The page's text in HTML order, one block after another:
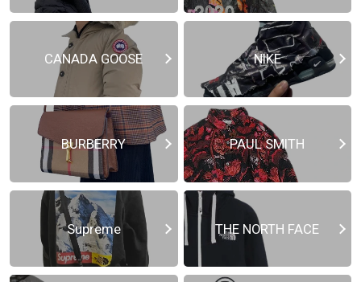
CANADA GOOSE NIKE
BURBERRY PAUL SMITH
Supreme THE NORTH FACE